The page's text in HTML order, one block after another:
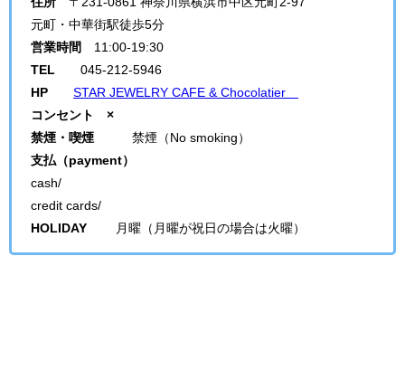
元町・中華街駅徒歩5分
営業時間 11:00-19:30
TEL
045-212-5946
HP
STAR JEWELRY CAFE & Chocolatier
コンセント ×
禁煙・喫煙 禁煙（No smoking）
支払（payment）
cash/
credit cards/
HOLIDAY 月曜（月曜が祝日の場合は火曜）